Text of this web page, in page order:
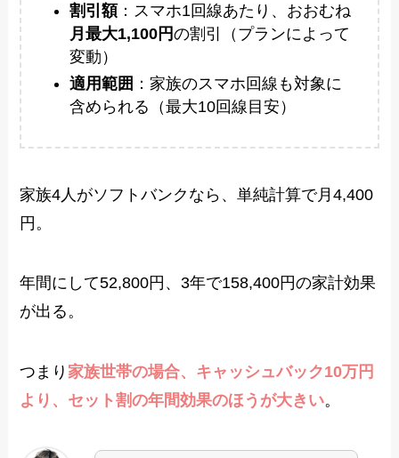
割引額：スマホ1回線あたり、おおむね
月最大1,100円の割引（プランによって
変動）
適用範囲 ：家族のスマホ回線も対象に
含められる（最大10回線目安）
家族4人がソフトバンクなら、単純計算で月4,400
円。
年間にして52,800円、3年で158,400円の家計効果
が出る。
つまり家族世帯の場合、キャッシュバック10万円
より、セット割の年間効果のほうが大きい。